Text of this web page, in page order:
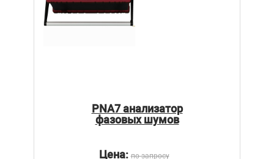
PNA7 анализатор
фазовых шумов
Цена:по запросу